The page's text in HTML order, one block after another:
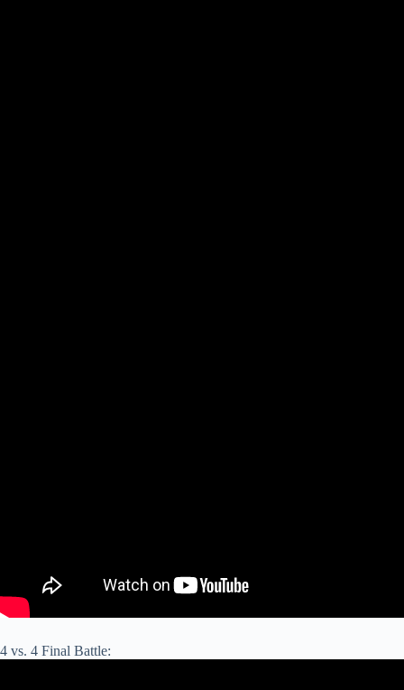
4 vs. 4 Final Battle: